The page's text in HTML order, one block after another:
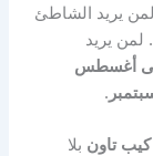
لمن يريد الشاطئ
يريد
أغسطس
.
كيب تاون بلا